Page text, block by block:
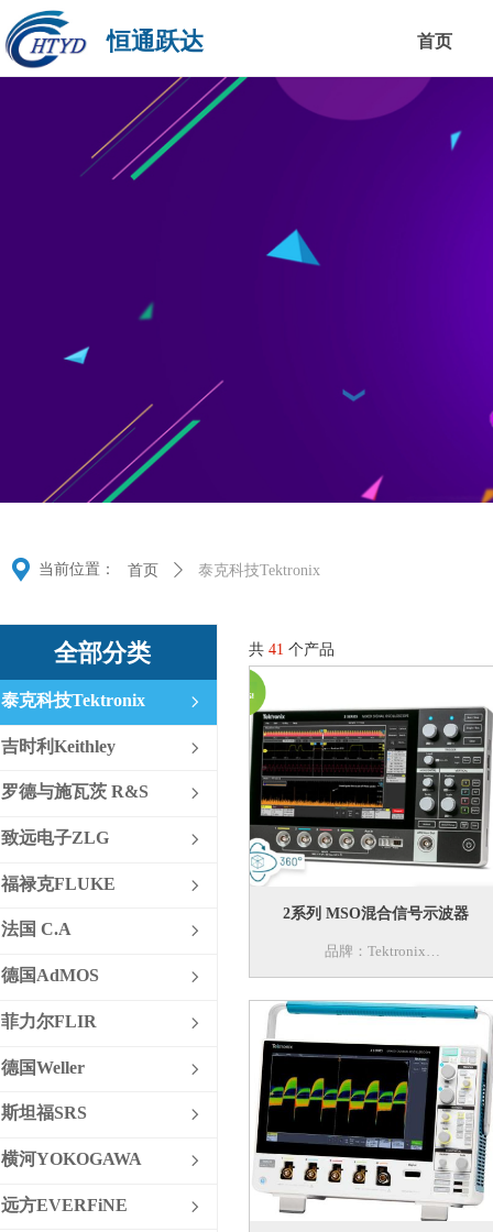
首页
恒通跃达
共 41 个产品
2系列 MSO混合信号示波器
品牌：Tektronix
型号：2MSO
名称：MSO混合信号示波器
功能：
1、2或4通道，最大到500MHz带
宽；
2、更轻、更薄、可放入笔记本电脑
包；
3、触摸屏；
4、可选电池供电。
全部分类
ꁇ
泰克科技Tektronix
ꁇ
吉时利Keithley
ꁇ
罗德与施瓦茨 R&S
ꁇ
致远电子ZLG
ꁇ
福禄克FLUKE
ꁇ
法国 C.A
ꁇ
德国AdMOS
ꁇ
菲力尔FLIR
ꁇ
德国Weller
ꁇ
斯坦福SRS
ꁇ
横河YOKOGAWA
ꁇ
远方EVERFiNE
끇 当前位置： 首页 ꄲ 泰克科技Tektronix